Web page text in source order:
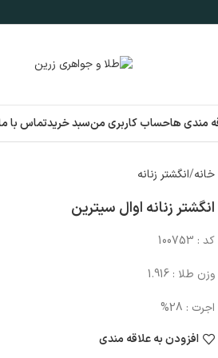
مندی هاحساب کاربری منسبد خریدتماس با
خانه انگشتر زنانه
انگشتر زنانه اوال سیترین
کد : 100753
وزن طلا : 1.916
اجرت : 28%
افزودن به علاقه مندی